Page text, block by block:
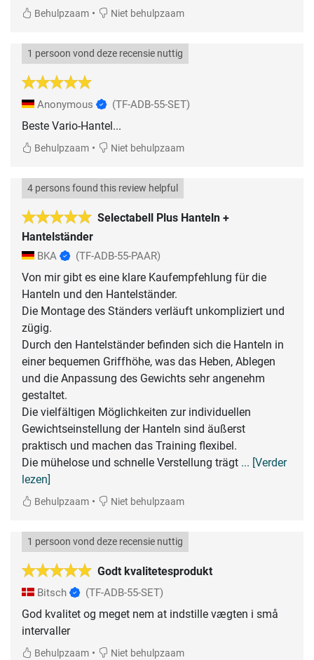
Behulpzaam • Niet behulpzaam
1 persoon vond deze recensie nuttig
Anonymous (TF-ADB-55-SET)
Beste Vario-Hantel...
Behulpzaam • Niet behulpzaam
Selectabell Plus Hanteln +
Hantelständer
4 persons found this review helpful
BKA (TF-ADB-55-PAAR)
Von mir gibt es eine klare Kaufempfehlung für die
Hanteln und den Hantelständer.
Die Montage des Ständers verläuft unkompliziert und
zügig.
Durch den Hantelständer befinden sich die Hanteln in
einer bequemen Griffhöhe, was das Heben, Ablegen
und die Anpassung des Gewichts sehr angenehm
gestaltet.
Die vielfältigen Möglichkeiten zur individuellen
Gewichtseinstellung der Hanteln sind äußerst
praktisch und machen das Training flexibel.
Die mühelose und schnelle Verstellung trägt ... [Verder
lezen]
Behulpzaam • Niet behulpzaam
Godt kvalitetesprodukt
1 persoon vond deze recensie nuttig
Bitsch (TF-ADB-55-SET)
God kvalitet og meget nem at indstille vægten i små
intervaller
Behulpzaam • Niet behulpzaam